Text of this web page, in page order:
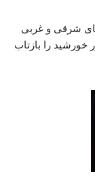
شرقی و غربی
خورشید را بازتاب